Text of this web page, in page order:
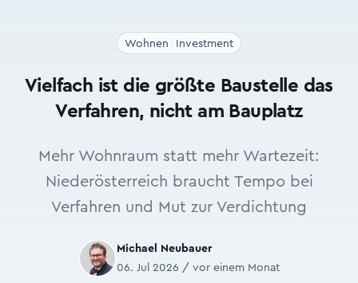
Wohnen Investment
Vielfach ist die größte Baustelle das
Verfahren, nicht am Bauplatz
Mehr Wohnraum statt mehr Wartezeit:
Niederösterreich braucht Tempo bei
Verfahren und Mut zur Verdichtung
Michael Neubauer
06. Jul 2026 / vor einem Monat